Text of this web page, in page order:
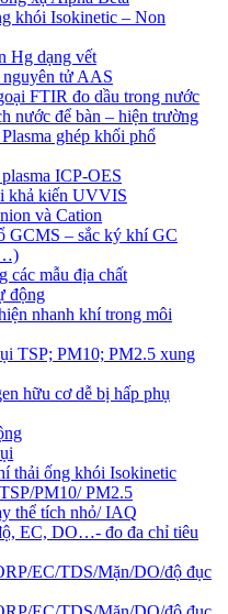
khói Isokinetic – Non
Hg dạng vết
nguyên tử AAS
FTIR đo dầu trong nước
nước để bàn – hiện trường
ghép khối phổ
ICP-OES
khả kiến UVVIS
và Cation
GCMS – sắc ký khí GC
các mẫu địa chất
động
nhanh khí trong môi
TSP; PM10; PM2.5 xung
hữu cơ dễ bị hấp phụ
thải ống khói Isokinetic
PM10/ PM2.5
thể tích nhỏ/ IAQ
EC, DO…- đo đa chỉ tiêu
EC/TDS/Mặn/DO/độ đục